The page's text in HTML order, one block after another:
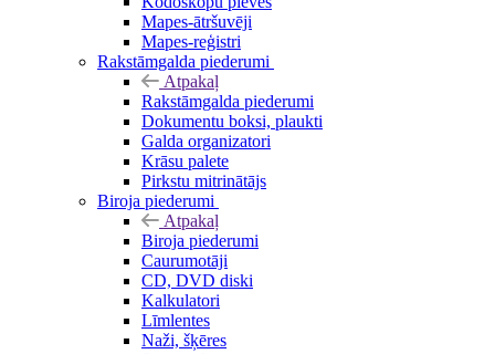
Mapes-ātršuvēji
Mapes-reģistri
Rakstāmgalda piederumi
Atpakaļ
Rakstāmgalda piederumi
Dokumentu boksi, plaukti
Galda organizatori
Krāsu palete
Pirkstu mitrinātājs
Biroja piederumi
Atpakaļ
Biroja piederumi
Caurumotāji
CD, DVD diski
Kalkulatori
Līmlentes
Naži, šķēres